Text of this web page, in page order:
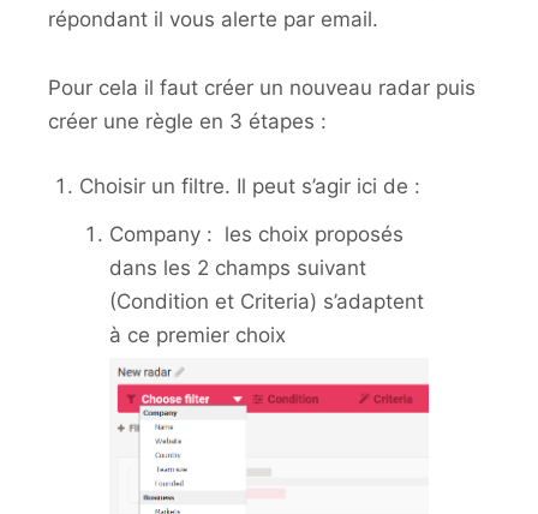
répondant il vous alerte par email.
Pour cela il faut créer un nouveau radar puis
créer une règle en 3 étapes :
Choisir un filtre. Il peut s’agir ici de :
Company : les choix proposés
dans les 2 champs suivant
(Condition et Criteria) s’adaptent
à ce premier choix